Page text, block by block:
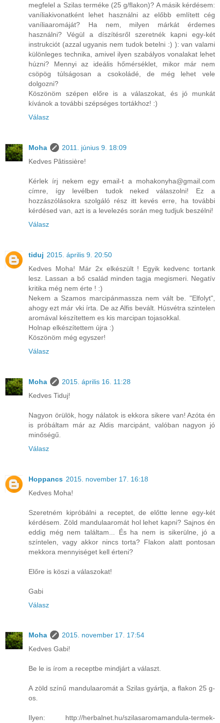
megfelel a Szilas terméke (25 g/flakon)? A másik kérdésem:
vaníliakivonatként lehet használni az előbb említett cég
vaníliaaromáját? Ha nem, milyen márkát érdemes
használni? Végül a díszítésről szeretnék kapni egy-két
instrukciót (azzal ugyanis nem tudok betelni :) ): van valami
különleges technika, amivel ilyen szabályos vonalakat lehet
húzni? Mennyi az ideális hőmérséklet, mikor már nem
csöpög túlságosan a csokoládé, de még lehet vele
dolgozni?
Köszönöm szépen előre is a válaszokat, és jó munkát
kívánok a további szépséges tortákhoz! :)
Válasz
Moha
2011. június 9. 18:09
Kedves Pâtissière!
Kérlek írj nekem egy email-t a mohakonyha@gmail.com
címre, így levélben tudok neked válaszolni! Ez a
hozzászólásokra szolgáló rész itt kevés erre, ha további
kérdésed van, azt is a levelezés során meg tudjuk beszélni!
Válasz
tiduj 2015. április 9. 20:50
Kedves Moha! Már 2x elkészült ! Egyik kedvenc tortank
lesz. Lassan a bő család minden tagja megismeri. Negatív
kritika még nem érte ! :)
Nekem a Szamos marcipánmassza nem vált be. "Elfolyt",
ahogy ezt már vki írta. De az Alfis bevált. Húsvétra szintelen
aromával készítettem es kis marcipan tojasokkal.
Holnap elkészítettem újra :)
Köszönöm még egyszer!
Válasz
Moha
2015. április 16. 11:28
Kedves Tiduj!
Nagyon örülök, hogy nálatok is ekkora sikere van! Azóta én
is próbáltam már az Aldis marcipánt, valóban nagyon jó
minőségű.
Válasz
Hoppancs 2015. november 17. 16:18
Kedves Moha!
Szeretném kipróbálni a receptet, de előtte lenne egy-két
kérdésem. Zöld mandulaaromát hol lehet kapni? Sajnos én
eddig még nem találtam... És ha nem is sikerülne, jó a
színtelen, vagy akkor nincs torta? Flakon alatt pontosan
mekkora mennyiséget kell érteni?
Előre is köszi a válaszokat!
Gabi
Válasz
Moha
2015. november 17. 17:54
Kedves Gabi!
Be le is írom a receptbe mindjárt a választ.
A zöld színű mandulaaromát a Szilas gyártja, a flakon 25 g-
os.
Ilyen: http://herbalnet.hu/szilasaromamandula-termek-